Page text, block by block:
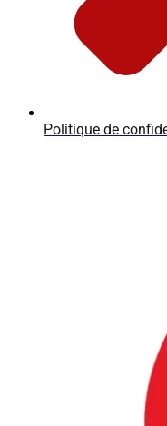
Politique de